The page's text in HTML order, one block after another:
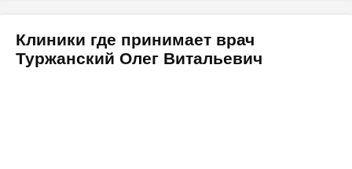
Клиники где принимает врач
Туржанский Олег Витальевич